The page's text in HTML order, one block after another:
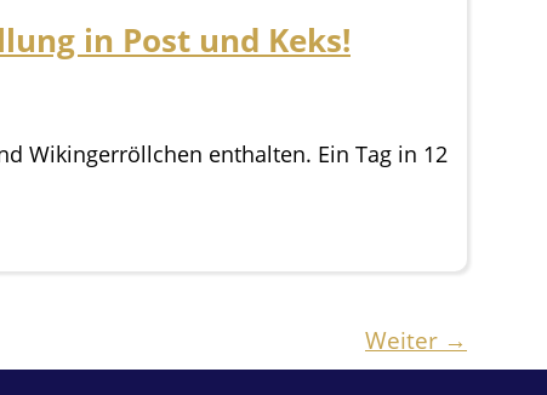
in Post und Keks!
Wikingerröllchen enthalten. Ein Tag in 12
Weiter →